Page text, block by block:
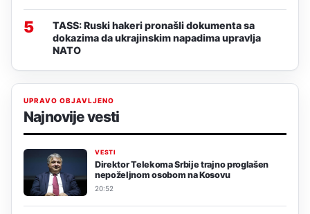
5
TASS: Ruski hakeri pronašli dokumenta sa
dokazima da ukrajinskim napadima upravlja
NATO
UPRAVO OBJAVLJENO
Najnovije vesti
VESTI
Direktor Telekoma Srbije trajno proglašen
nepoželjnom osobom na Kosovu
20:52